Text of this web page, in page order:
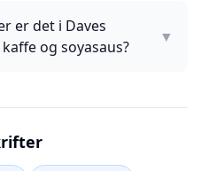
er det i Daves
og soyasaus?
▼